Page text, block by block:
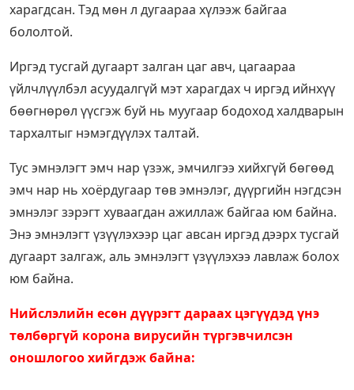
харагдсан. Тэд мөн л дугаараа хүлээж байгаа
бололтой.
Иргэд тусгай дугаарт залган цаг авч, цагаараа
үйлчлүүлбэл асуудалгүй мэт харагдах ч иргэд ийнхүү
бөөгнөрөл үүсгэж буй нь муугаар бодоход халдварын
тархалтыг нэмэгдүүлэх талтай.
Тус эмнэлэгт эмч нар үзэж, эмчилгээ хийхгүй бөгөөд
эмч нар нь хоёрдугаар төв эмнэлэг, дүүргийн нэгдсэн
эмнэлэг зэрэгт хуваагдан ажиллаж байгаа юм байна.
Энэ эмнэлэгт үзүүлэхээр цаг авсан иргэд дээрх тусгай
дугаарт залгаж, аль эмнэлэгт үзүүлэхээ лавлаж болох
юм байна.
Нийслэлийн есөн дүүрэгт дараах цэгүүдэд үнэ
төлбөргүй корона вирусийн түргэвчилсэн
оношлогоо хийгдэж байна: